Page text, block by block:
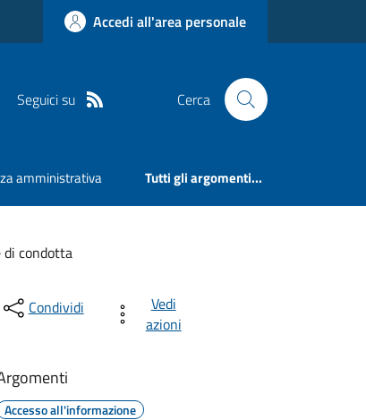
Accedi all'area personale
Seguici su Cerca
amministrativa Tutti gli argomenti...
di condotta
Condividi
Vedi
azioni
Accesso all'informazione